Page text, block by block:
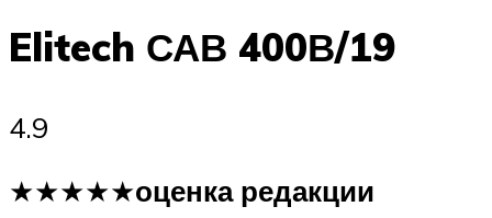
Elitech САВ 400В/19
4.9
★★★★★оценка редакции